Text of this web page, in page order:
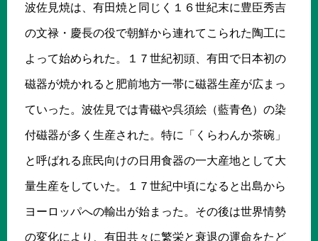
波佐見焼は、有田焼と同じく１６世紀末に豊臣秀吉
の文禄・慶長の役で朝鮮から連れてこられた陶工に
よって始められた。１７世紀初頭、有田で日本初の
磁器が焼かれると肥前地方一帯に磁器生産が広まっ
ていった。波佐見では青磁や呉須絵（藍青色）の染
付磁器が多く生産された。特に「くらわんか茶碗」
と呼ばれる庶民向けの日用食器の一大産地として大
量生産をしていた。１７世紀中頃になると出島から
ヨーロッパへの輸出が始まった。その後は世界情勢
の変化により、有田共々に繁栄と衰退の運命をたど